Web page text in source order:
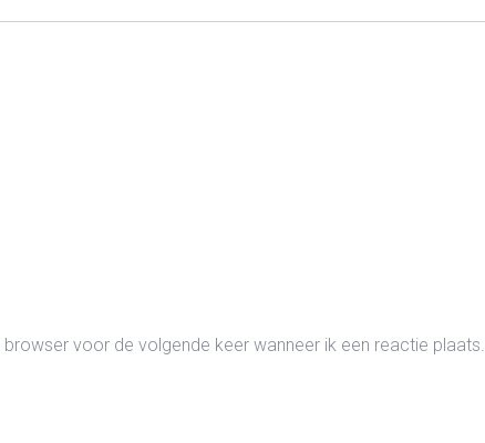
voor de volgende keer wanneer ik een reactie plaats.